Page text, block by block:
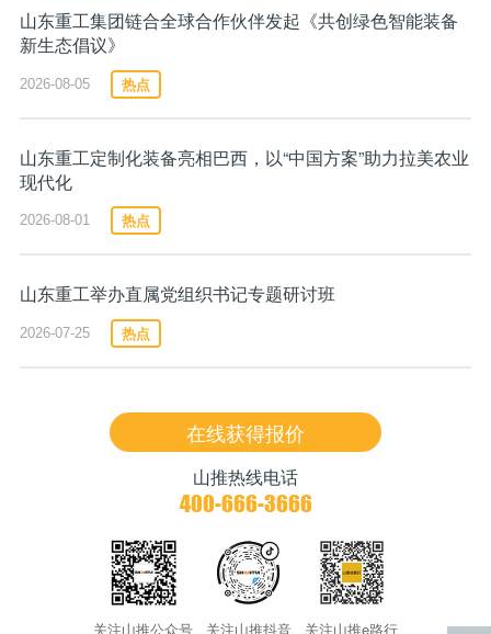
方法二：扫描车身上的二维码
山东重工集团链合全球合作伙伴发起《共创绿色智能装备
新生态倡议》
2026-08-05 热点
山东重工定制化装备亮相巴西，以“中国方案”助力拉美农业
现代化
2026-08-01 热点
山东重工举办直属党组织书记专题研讨班
2026-07-25 热点
在线获得报价
山推热线电话
400-666-3666
关注山推公众号 关注山推抖音 关注山推e路行